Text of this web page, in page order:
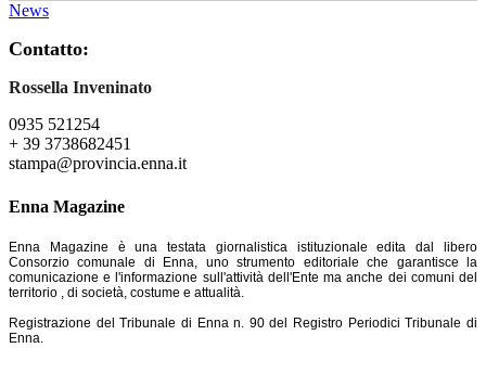
News
Contatto:
Rossella Inveninato
0935 521254
+ 39 3738682451
stampa@provincia.enna.it
Enna Magazine
Enna Magazine è una testata giornalistica istituzionale edita dal libero
Consorzio comunale di Enna, uno strumento editoriale che garantisce la
comunicazione e l'informazione sull'attività dell'Ente ma anche dei comuni del
territorio , di società, costume e attualità.
Registrazione del Tribunale di Enna n. 90 del Registro Periodici Tribunale di
Enna.